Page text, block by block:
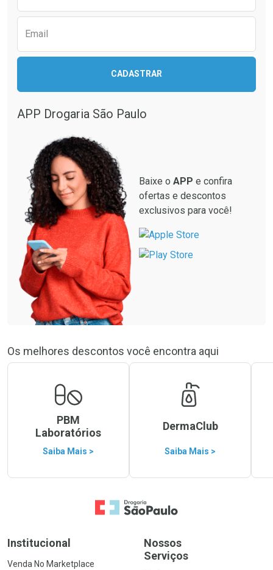
Email
CADASTRAR
APP Drogaria São Paulo
Baixe o APP e confira
ofertas e descontos
exclusivos para você!
Os melhores descontos você encontra aqui
PBM
Laboratórios
Saiba Mais >
DermaClub
Saiba Mais >
Ir para a Home
Institucional
Venda No Marketplace
Nossos
Serviços